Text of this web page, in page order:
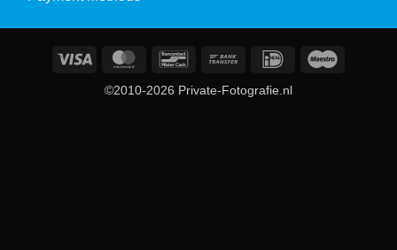
Visa MasterCardBancontactBank
IDeal
©2010-2026 Private-Fotografie.nl